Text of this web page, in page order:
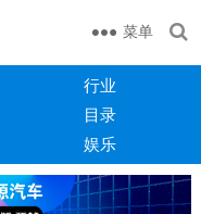
菜单
行业
目录
娱乐